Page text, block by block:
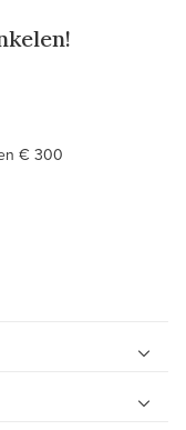
€ 300